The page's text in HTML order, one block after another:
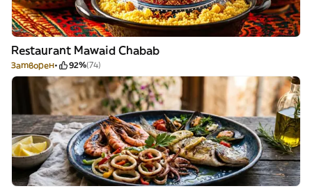
Restaurant Mawaid Chabab
Затворен 92%(74)